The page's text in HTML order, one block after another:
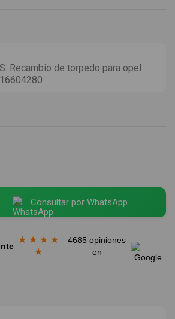
Recambio de torpedo para opel
Consultar por WhatsApp
★ ★ ★ ★
★
4685 opiniones
en